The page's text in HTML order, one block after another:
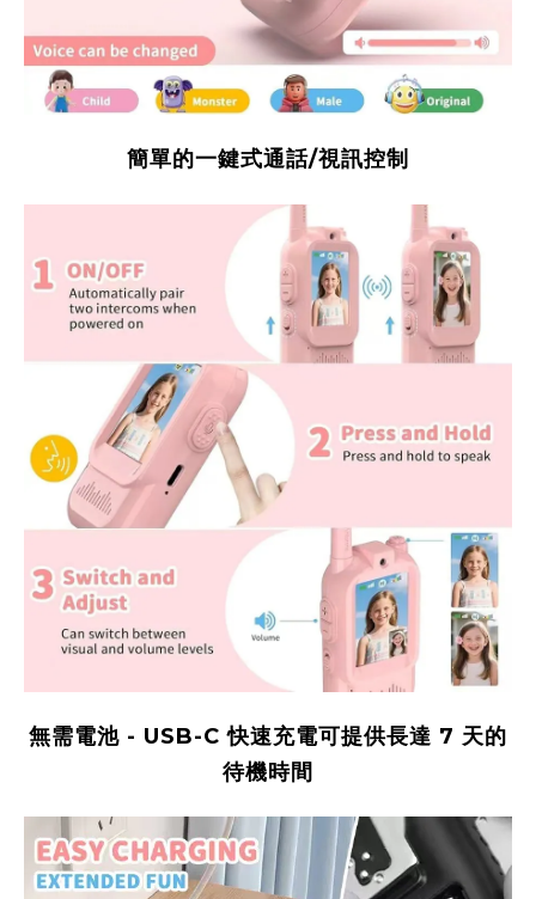
簡單的一鍵式通話/視訊控制
無需電池 - USB-C 快速充電可提供長達 7 天的
待機時間